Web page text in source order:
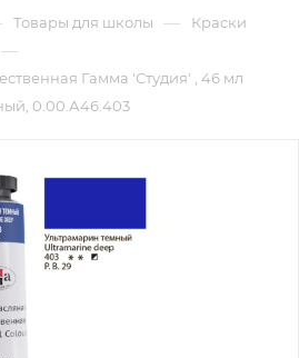
Товары для школы — Краски
—
Гамма 'Студия' , 46 мл
0.00.А46.403